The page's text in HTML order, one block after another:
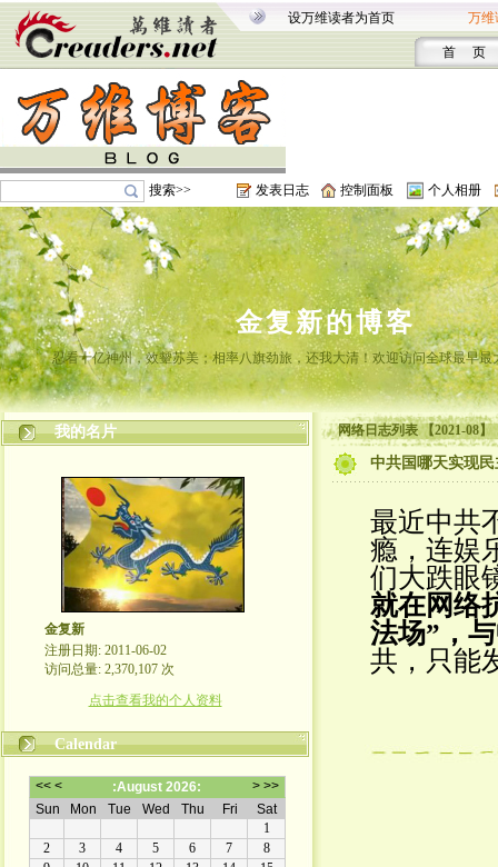
设万维读者为首页 万维
首 页
搜索>> 发表日志 控制面板 个人相册
金复新的博客
忍看十亿神州，效颦苏美；相率八旗劲旅，还我大清！欢迎访问全球最早最
我的名片
金复新
注册日期: 2011-06-02
访问总量: 2,370,107 次
点击查看我的个人资料
Calendar
网络日志列表 【2021-08】
中共国哪天实现
最近中共
瘾，连娱
们大跌眼
就在网络
法场”，
共，只能